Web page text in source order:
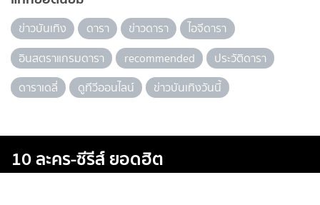
ข่าวบันเทิง ดารา ข่าวดารา
ไอจีดารา
อินสตราแกรมดารา
recommended
ประวัติดารา
ดาราเดลี่
ดูทีวีออนไลน์ ข่าวบันเทิงวันนี้
10 ละคร-ซีรีส์ ยอดฮิต